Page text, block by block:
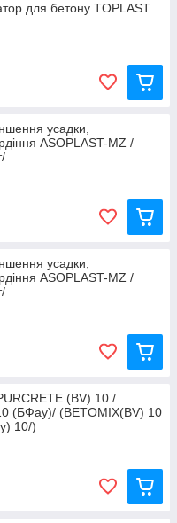
5000 (ST)
висолів. Надає
велику насиченість.
для бетону TOPLAST
усадки,
ASOPLAST-MZ /
усадки,
ASOPLAST-MZ /
(BV) 10 /
(БФау)/ (BETOMIX(BV) 10
10/)